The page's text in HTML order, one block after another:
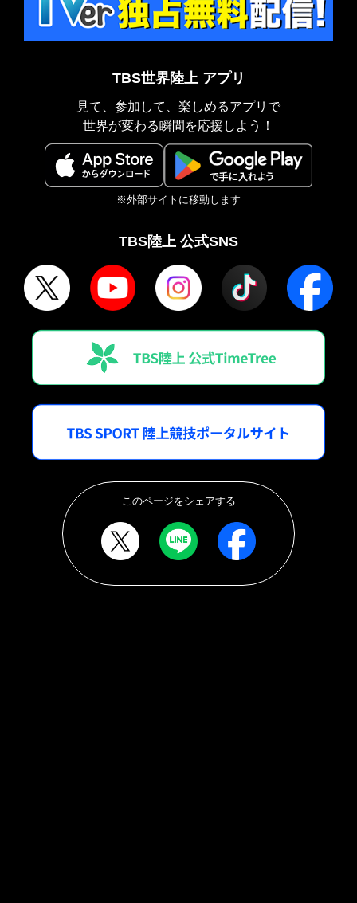
TBS世界陸上 アプリ
見て、参加して、楽しめるアプリで
世界が変わる瞬間を応援しよう！
※外部サイトに移動します
TBS陸上 公式SNS
このページをシェアする